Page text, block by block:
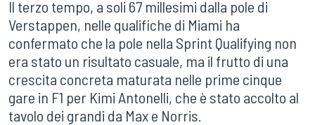
Il terzo tempo, a soli 67 millesimi dalla pole di
Verstappen, nelle qualifiche di Miami ha
confermato che la pole nella Sprint Qualifying non
era stato un risultato casuale, ma il frutto di una
crescita concreta maturata nelle prime cinque
gare in F1 per Kimi Antonelli, che è stato accolto al
tavolo dei grandi da Max e Norris.